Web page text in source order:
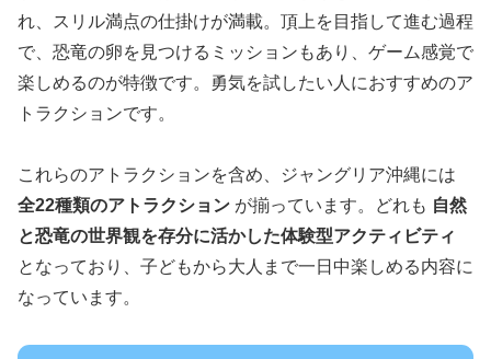
れ、スリル満点の仕掛けが満載。頂上を目指して進む過程
で、恐竜の卵を見つけるミッションもあり、ゲーム感覚で
楽しめるのが特徴です。勇気を試したい人におすすめのア
トラクションです。
これらのアトラクションを含め、ジャングリア沖縄には
全22種類のアトラクション が揃っています。どれも 自然
と恐竜の世界観を存分に活かした体験型アクティビティ
となっており、子どもから大人まで一日中楽しめる内容に
なっています。